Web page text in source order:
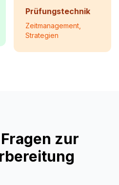
Prüfungstechnik
Zeitmanagement,
Strategien
zur